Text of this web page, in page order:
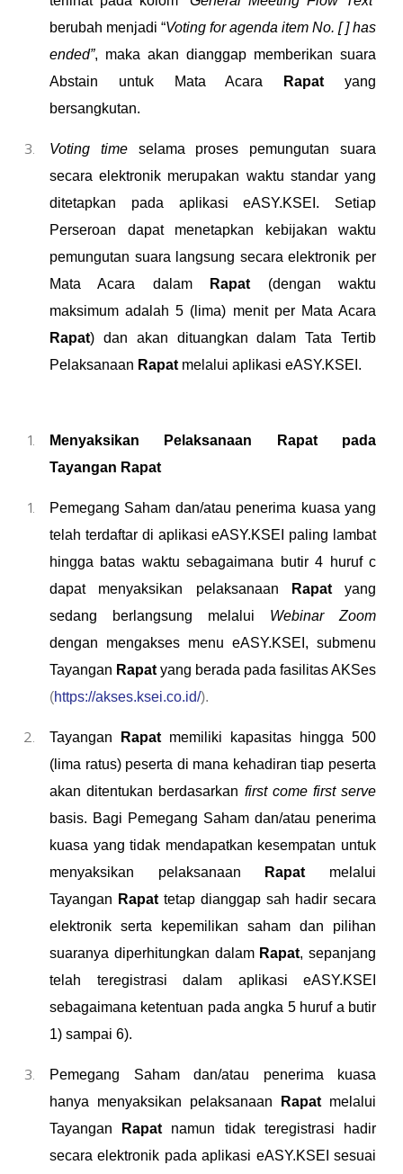
berubah menjadi “Voting for agenda item No. [ ] has
ended”, maka akan dianggap memberikan suara
Abstain untuk Mata Acara
Rapat yang
bersangkutan.
Voting timeselama proses pemungutan suara
secara elektronik merupakan waktu standar yang
ditetapkan pada aplikasi eASY.KSEI. Setiap
Perseroan dapat menetapkan kebijakan waktu
pemungutan suara langsung secara elektronik per
Mata Acara dalam
Rapat (dengan waktu
maksimum adalah 5 (lima) menit per Mata Acara
Rapat) dan akan dituangkan dalam Tata Tertib
Pelaksanaan Rapat melalui aplikasi eASY.KSEI.
Menyaksikan Pelaksanaan Rapat pada
Tayangan Rapat
Pemegang Saham dan/atau penerima kuasa yang
telah terdaftar di aplikasi eASY.KSEI paling lambat
hingga batas waktu sebagaimana butir 4 huruf c
dapat menyaksikan pelaksanaan
Rapatyang
sedang berlangsung melalui Webinar Zoom
dengan mengakses menu eASY.KSEI, submenu
Tayangan Rapat yang berada pada fasilitas AKSes
(https://akses.ksei.co.id/).
Tayangan Rapat memiliki kapasitas hingga 500
(lima ratus) peserta di mana kehadiran tiap peserta
akan ditentukan berdasarkan first come first serve
basis. Bagi Pemegang Saham dan/atau penerima
kuasa yang tidak mendapatkan kesempatan untuk
menyaksikan pelaksanaan
Rapat melalui
Tayangan Rapat tetap dianggap sah hadir secara
elektronik serta kepemilikan saham dan pilihan
suaranya diperhitungkan dalam Rapat, sepanjang
telah teregistrasi dalam aplikasi eASY.KSEI
sebagaimana ketentuan pada angka 5 huruf a butir
1) sampai 6).
Pemegang Saham dan/atau penerima kuasa
hanya menyaksikan pelaksanaan
Rapat melalui
Tayangan
Rapat namun tidak teregistrasi hadir
secara elektronik pada aplikasi eASY.KSEI sesuai